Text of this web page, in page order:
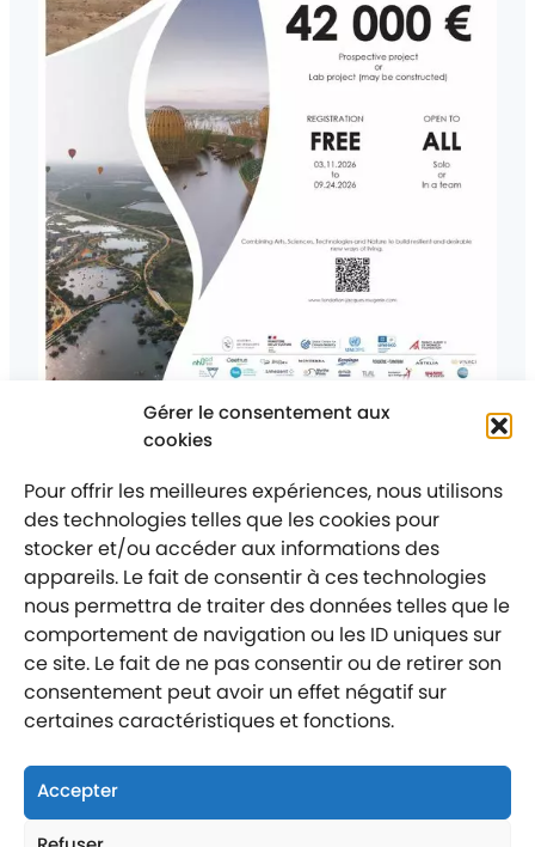
Gérer le consentement aux
cookies
Pour offrir les meilleures expériences, nous utilisons
des technologies telles que les cookies pour
stocker et/ou accéder aux informations des
appareils. Le fait de consentir à ces technologies
nous permettra de traiter des données telles que le
comportement de navigation ou les ID uniques sur
ce site. Le fait de ne pas consentir ou de retirer son
consentement peut avoir un effet négatif sur
certaines caractéristiques et fonctions.
Accepter
Le 9 juin 2026Catégorie
:
Ce qui se passe chez nous
Architectes, designers, étudiants, créateurs,
façonner les territoires de demain ?
Mentions légales
Politique de confidentialité
Labellisé entreprise engagée